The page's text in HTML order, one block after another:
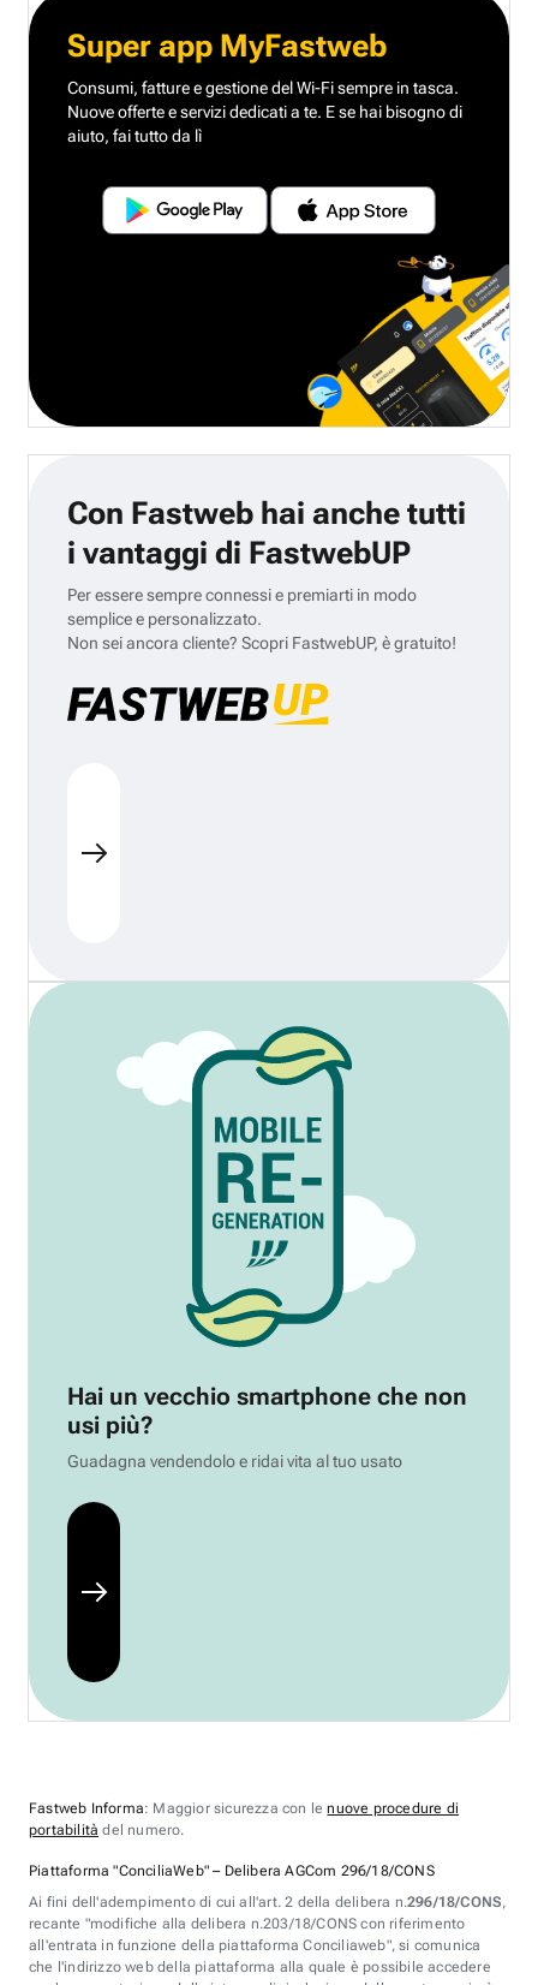
Super app MyFastweb
Consumi, fatture e gestione del Wi-Fi sempre in tasca.
Nuove offerte e servizi dedicati a te. E se hai bisogno di
aiuto, fai tutto da lì
Con Fastweb hai anche tutti
i vantaggi di FastwebUP
Per essere sempre connessi e premiarti in modo
semplice e personalizzato.
Non sei ancora cliente? Scopri FastwebUP, è gratuito!
Hai un vecchio smartphone che non
usi più?
Guadagna vendendolo e ridai vita al tuo usato
Fastweb Informa: Maggior sicurezza con lenuove procedure di
portabilità del numero.
Piattaforma "ConciliaWeb" – Delibera AGCom 296/18/CONS
Ai fini dell'adempimento di cui all'art. 2 della delibera n.296/18/CONS,
recante "modifiche alla delibera n.203/18/CONS con riferimento
all'entrata in funzione della piattaforma Conciliaweb", si comunica
che l'indirizzo web della piattaforma alla quale è possibile accedere